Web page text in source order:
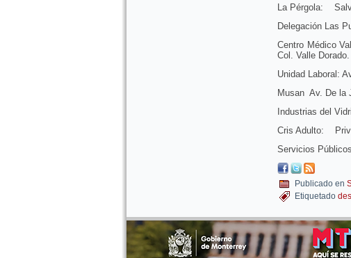
La Pérgola:
Delegación Las
Centro Médico
Col. Valle Dorado.
Unidad Laboral:
Musan Av. De la
Industrias del
Cris Adulto:
Servicios
Publicado en
Etiquetado